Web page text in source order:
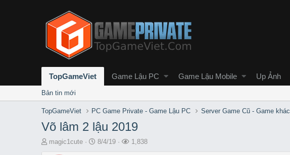
TopGameViet Game Lậu PC Game Lậu Mobile Up Ảnh
Bản tin mới
TopGameViet PC Game Private - Game Lậu PC Server Game Cũ - Game khác
Võ lâm 2 lậu 2019
T
magic1cute
S
8/4/19
L1,838